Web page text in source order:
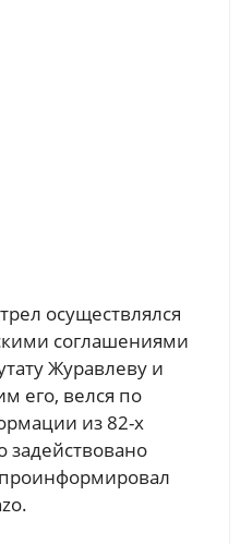
осуществлялся
соглашениями
Журавлеву и
его, велся по
из 82-х